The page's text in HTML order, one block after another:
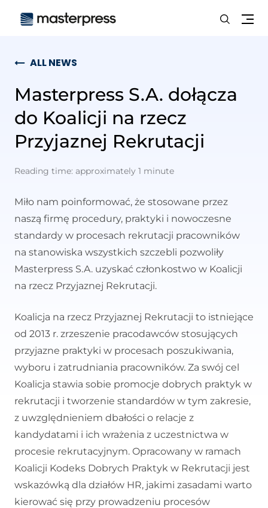
Search
ALL NEWS
Masterpress S.A. dołącza
do Koalicji na rzecz
Przyjaznej Rekrutacji
Reading time: approximately 1 minute
Miło nam poinformować, że stosowane przez
naszą firmę procedury, praktyki i nowoczesne
standardy w procesach rekrutacji pracowników
na stanowiska wszystkich szczebli pozwoliły
Masterpress S.A. uzyskać członkostwo w Koalicji
na rzecz Przyjaznej Rekrutacji.
Koalicja na rzecz Przyjaznej Rekrutacji to istniejące
od 2013 r. zrzeszenie pracodawców stosujących
przyjazne praktyki w procesach poszukiwania,
wyboru i zatrudniania pracowników. Za swój cel
Koalicja stawia sobie promocje dobrych praktyk w
rekrutacji i tworzenie standardów w tym zakresie,
z uwzględnieniem dbałości o relacje z
kandydatami i ich wrażenia z uczestnictwa w
procesie rekrutacyjnym. Opracowany w ramach
Koalicji Kodeks Dobrych Praktyk w Rekrutacji jest
wskazówką dla działów HR, jakimi zasadami warto
kierować się przy prowadzeniu procesów